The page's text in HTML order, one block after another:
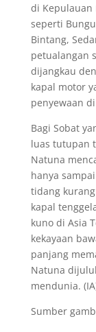
di Kepulauan
seperti
Bintang,
petualangan
dijangkau
kapal motor
penyewaan
Bagi Sobat
luas tutupan
Natuna
hanya
tidang
kapal
kuno di Asia
kekayaan
panjang
Natuna
mendunia.
Sumber